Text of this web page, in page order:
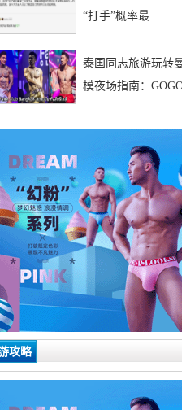
“打手”概率最
泰国同志旅游玩转
模夜场指南：
攻略